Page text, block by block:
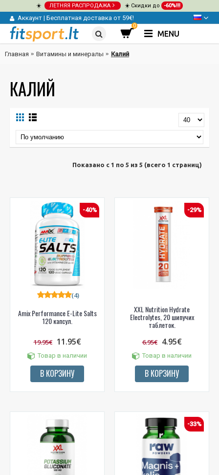
☀️ ЛЕТНЯЯ РАСПРОДАЖА ☀️ Скидки до -60%!!!
Аккаунт | Бесплатная доставка от 59€!
0
MENU
Главная Витамины и минералы Калий
КАЛИЙ
Показано с 1 по 5 из 5 (всего 1 страниц)
-40%
Amix Performance E-Lite Salts
120 капсул.
(4)
19.95€ 11.95€
Товар в наличии
В КОРЗИНУ
-29%
XXL Nutrition Hydrate
Electrolytes, 20 шипучих
таблеток.
6.95€ 4.95€
Товар в наличии
В КОРЗИНУ
-33%